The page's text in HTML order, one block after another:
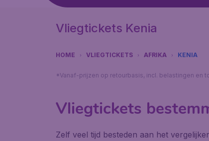
Vliegtickets Kenia
HOME VLIEGTICKETS AFRIKA KENIA
*Vanaf-prijzen op retourbasis, incl. belastingen en
Vliegtickets
Zelf veel tijd besteden aan het